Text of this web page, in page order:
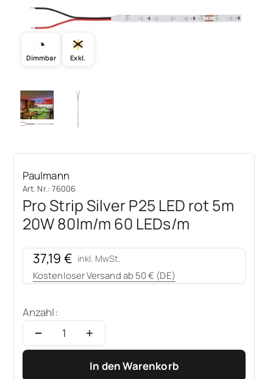
◔
Dimmbar
☀
Exkl.
Paulmann
Art. Nr.: 76006
Pro Strip Silver P25 LED rot 5m
20W 80lm/m 60 LEDs/m
Angebot
37,19 € inkl. MwSt.
Kostenloser Versand ab 50 € (DE)
Anzahl:
In den Warenkorb